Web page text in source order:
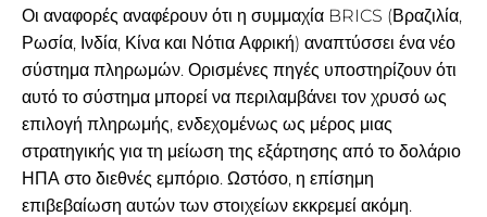
Οι αναφορές αναφέρουν ότι η συμμαχία BRICS (Βραζιλία,
Ρωσία, Ινδία, Κίνα και Νότια Αφρική) αναπτύσσει ένα νέο
σύστημα πληρωμών. Ορισμένες πηγές υποστηρίζουν ότι
αυτό το σύστημα μπορεί να περιλαμβάνει τον χρυσό ως
επιλογή πληρωμής, ενδεχομένως ως μέρος μιας
στρατηγικής για τη μείωση της εξάρτησης από το δολάριο
ΗΠΑ στο διεθνές εμπόριο. Ωστόσο, η επίσημη
επιβεβαίωση αυτών των στοιχείων εκκρεμεί ακόμη.